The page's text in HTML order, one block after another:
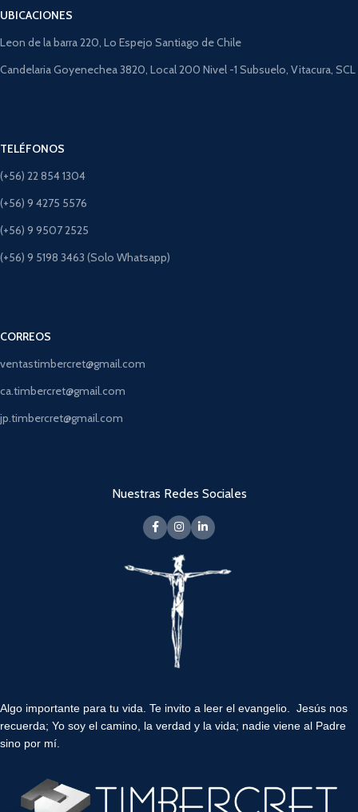
UBICACIONES
Leon de la barra 220, Lo Espejo Santiago de Chile
Candelaria Goyenechea 3820, Local 200 Nivel -1 Subsuelo, Vitacura, SCL
TELÉFONOS
(+56) 22 854 1304
(+56) 9 4275 5576
(+56) 9 9507 2525
(+56) 9 5198 3463 (Solo Whatsapp)
CORREOS
ventastimbercret@gmail.com
ca.timbercret@gmail.com
jp.timbercret@gmail.com
Nuestras Redes Sociales
Algo importante para tu vida. Te invito a leer el evangelio. Jesús nos
recuerda; Yo soy el camino, la verdad y la vida; nadie viene al Padre
sino por mí.